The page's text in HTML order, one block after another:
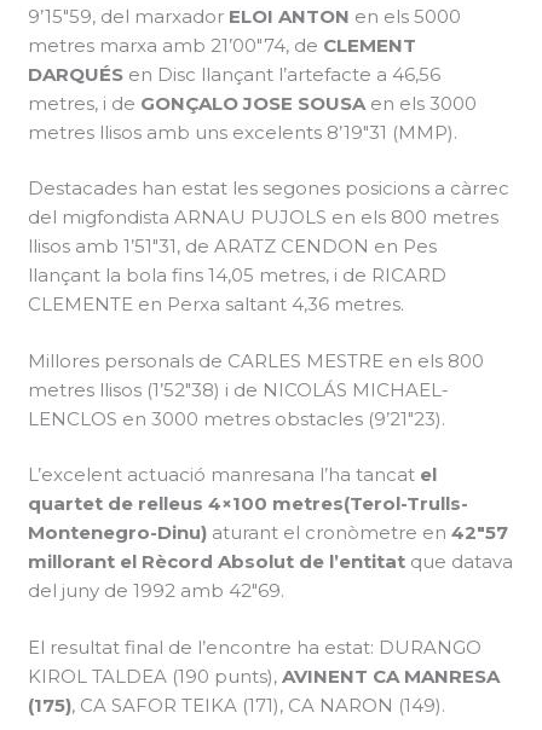
9’15″59, del marxador ELOI ANTON en els 5000
metres marxa amb 21’00″74, de CLEMENT
DARQUÉS en Disc llançant l’artefacte a 46,56
metres, i de GONÇALO JOSE SOUSAen els 3000
metres llisos amb uns excelents 8’19″31 (MMP).
Destacades han estat les segones posicions a càrrec
del migfondista ARNAU PUJOLS en els 800 metres
llisos amb 1’51″31, de ARATZ CENDON en Pes
llançant la bola fins 14,05 metres, i de RICARD
CLEMENTE en Perxa saltant 4,36 metres.
Millores personals de CARLES MESTRE en els 800
metres llisos (1’52″38) i de NICOLÁS MICHAEL-
LENCLOS en 3000 metres obstacles (9’21″23).
L’excelent actuació manresana l’ha tancat el
quartet de relleus 4×100 metres(Terol-Trulls-
Montenegro-Dinu) aturant el cronòmetre en42″57
millorant el Rècord Absolut de l’entitat que datava
del juny de 1992 amb 42″69.
El resultat final de l’encontre ha estat: DURANGO
KIROL TALDEA (190 punts),AVINENT CA MANRESA
(175), CA SAFOR TEIKA (171), CA NARON (149).